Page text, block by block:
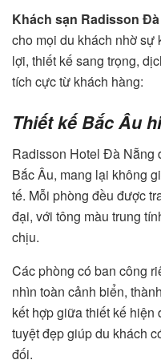
Khách sạn Radisson
cho mọi du khách nhờ sự
lợi, thiết kế sang trọng,
tích cực từ khách hàng:
Thiết kế Bắc Âu
Radisson Hotel Đà Nẵng
Bắc Âu, mang lại không
tế. Mỗi phòng đều được
đại, với tông màu trung
chịu.
Các phòng có ban công
nhìn toàn cảnh biển,
kết hợp giữa thiết kế
tuyệt đẹp giúp du khách
đối.